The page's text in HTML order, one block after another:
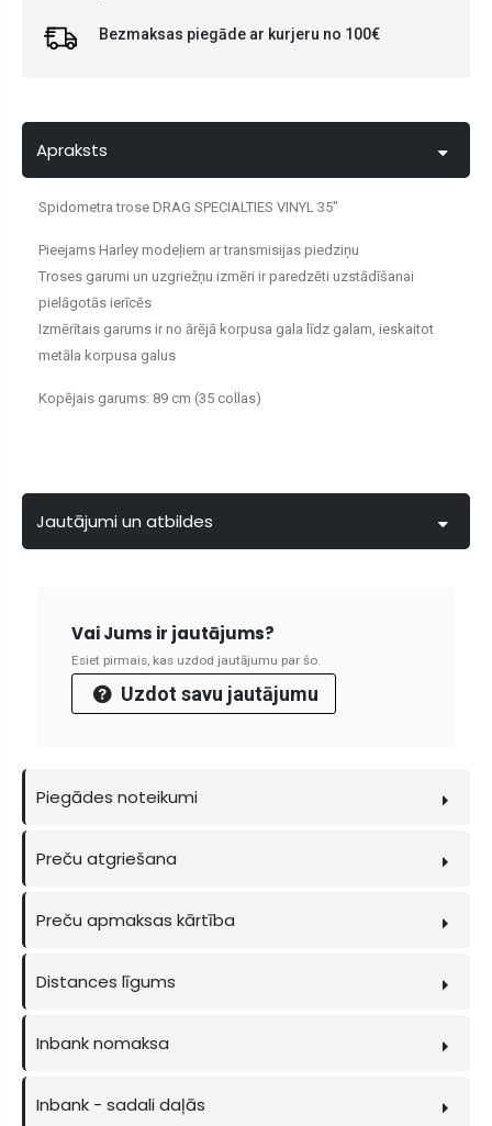
Bezmaksas piegāde ar kurjeru no 100€
Apraksts
Spidometra trose DRAG SPECIALTIES VINYL 35"
Pieejams Harley modeļiem ar transmisijas piedziņu
Troses garumi un uzgriežņu izmēri ir paredzēti uzstādīšanai
pielāgotās ierīcēs
Izmērītais garums ir no ārējā korpusa gala līdz galam, ieskaitot
metāla korpusa galus
Kopējais garums: 89 cm (35 collas)
Jautājumi un atbildes
Vai Jums ir jautājums?
Esiet pirmais, kas uzdod jautājumu par šo.
Uzdot savu jautājumu
Piegādes noteikumi
Preču atgriešana
Preču apmaksas kārtība
Distances līgums
Inbank nomaksa
Inbank - sadali daļās